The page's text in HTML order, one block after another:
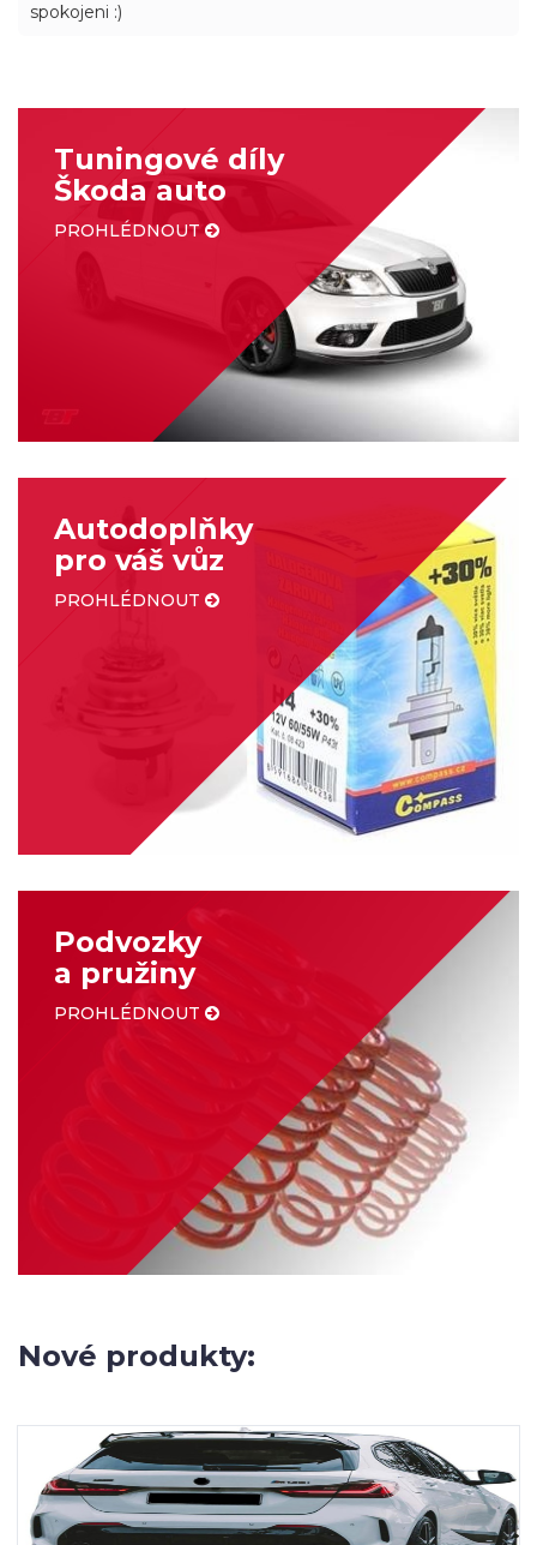
spokojeni :)
Tuningové díly
Škoda auto
PROHLÉDNOUT
Autodoplňky
pro váš vůz
PROHLÉDNOUT
Podvozky
a pružiny
PROHLÉDNOUT
Nové produkty: